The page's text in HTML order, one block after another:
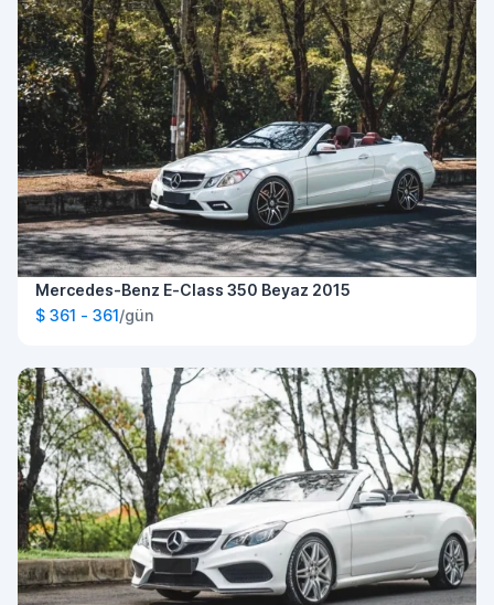
Mercedes-Benz E-Class 350 Beyaz 2015
$ 361 - 361/gün